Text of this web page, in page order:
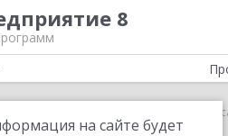
8
на сайте будет
1С-ЭПД в